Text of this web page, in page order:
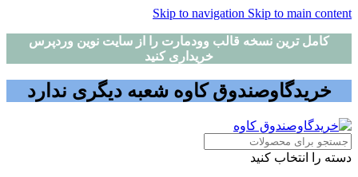
Skip to navigation Skip to main content
کامل ترین نسخه قالب وودمارت را از سایت نوین وردپرس
خریداری کنید
خریدگاوصندوق کاوه شعبه دیگری ندارد
دسته را انتخاب کنید